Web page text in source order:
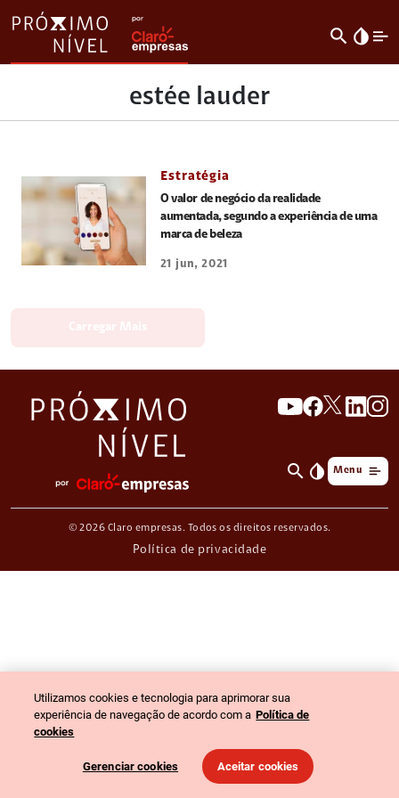
search invert_colors
estée lauder
Estratégia
O valor de negócio da realidade
aumentada, segundo a experiência de uma
marca de beleza
21 jun, 2021
search invert_colors Menu
© 2026 Claro empresas. Todos os direitos reservados.
Política de privacidade
Utilizamos cookies e tecnologia para aprimorar sua
experiência de navegação de acordo com a Política de
cookies
Gerenciar cookies Aceitar cookies